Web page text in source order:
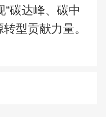
碳达峰、碳中
型贡献力量。